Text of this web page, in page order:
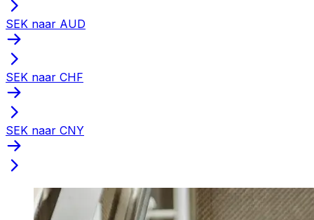
SEK naar AUD
SEK naar CHF
SEK naar CNY